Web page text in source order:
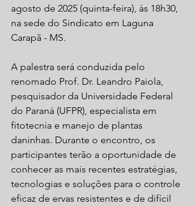
agosto de 2025 (quinta-feira), às 18h30,
na sede do Sindicato em Laguna
Carapã - MS.
A palestra será conduzida pelo
renomado Prof. Dr. Leandro Paiola,
pesquisador da Universidade Federal
do Paraná (UFPR), especialista em
fitotecnia e manejo de plantas
daninhas. Durante o encontro, os
participantes terão a oportunidade de
conhecer as mais recentes estratégias,
tecnologias e soluções para o controle
eficaz de ervas resistentes e de difícil